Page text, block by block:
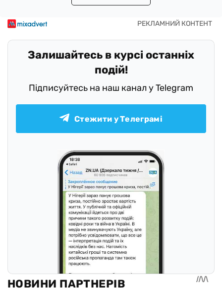
Залишайтесь в курсі останніх
подій!
Підписуйтесь на наш канал у Telegram
Стежити у Телеграмі